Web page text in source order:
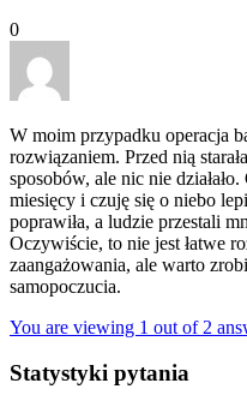
0
W moim przypadku operacja
rozwiązaniem. Przed nią
sposobów, ale nic nie
miesięcy i czuję się o niebo
poprawiła, a ludzie przestali
Oczywiście, to nie jest łatwe
zaangażowania, ale warto
samopoczucia.
You are viewing 1 out of 2
Statystyki pytania